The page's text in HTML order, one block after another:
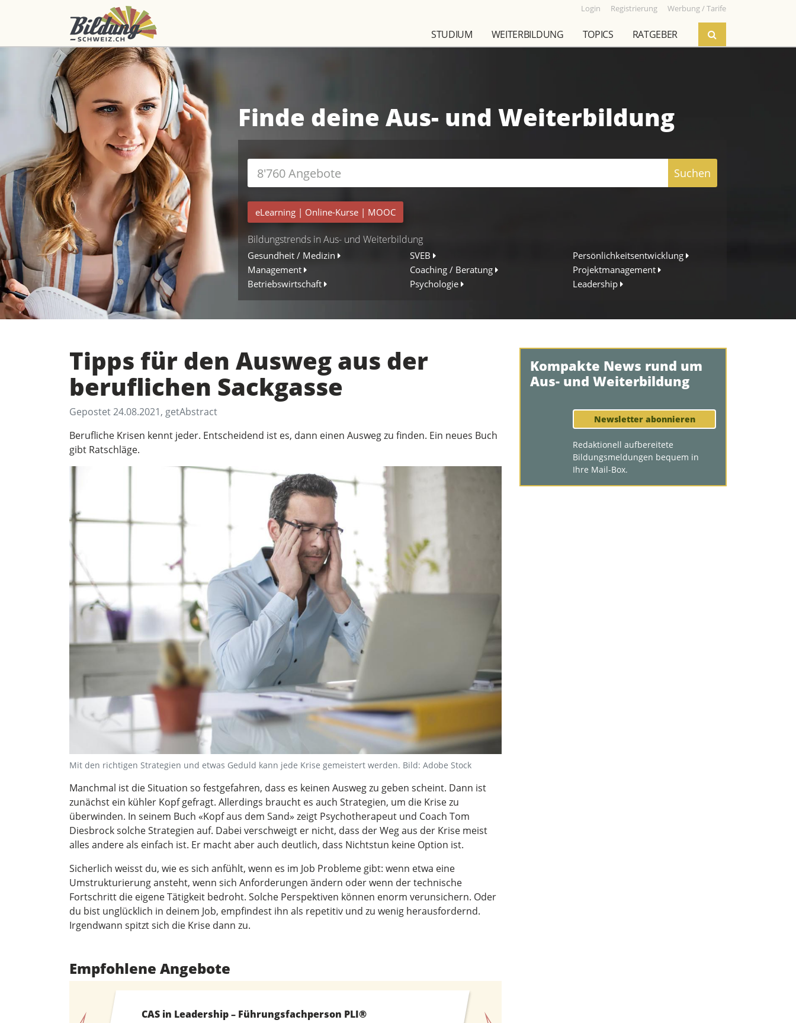
Login Registrierung Werbung / Tarife
STUDIUM WEITERBILDUNG TOPICS RATGEBER
Finde deine Aus- und Weiterbildung
Suchen
eLearning | Online-Kurse | MOOC
Bildungstrends in Aus- und Weiterbildung
Gesundheit / Medizin SVEB
Persönlichkeitsentwicklung
Management
Coaching / Beratung
Projektmanagement
Betriebswirtschaft
Psychologie Leadership
Tipps für den Ausweg aus der
beruflichen Sackgasse
Gepostet 24.08.2021, getAbstract
Berufliche Krisen kennt jeder. Entscheidend ist es, dann einen Ausweg zu finden. Ein neues Buch
gibt Ratschläge.
Mit den richtigen Strategien und etwas Geduld kann jede Krise gemeistert werden. Bild: Adobe Stock
Manchmal ist die Situation so festgefahren, dass es keinen Ausweg zu geben scheint. Dann ist
zunächst ein kühler Kopf gefragt. Allerdings braucht es auch Strategien, um die Krise zu
überwinden. In seinem Buch «Kopf aus dem Sand» zeigt Psychotherapeut und Coach Tom
Diesbrock solche Strategien auf. Dabei verschweigt er nicht, dass der Weg aus der Krise meist
alles andere als einfach ist. Er macht aber auch deutlich, dass Nichtstun keine Option ist.
Sicherlich weisst du, wie es sich anfühlt, wenn es im Job Probleme gibt: wenn etwa eine
Umstrukturierung ansteht, wenn sich Anforderungen ändern oder wenn der technische
Fortschritt die eigene Tätigkeit bedroht. Solche Perspektiven können enorm verunsichern. Oder
du bist unglücklich in deinem Job, empfindest ihn als repetitiv und zu wenig herausfordernd.
Irgendwann spitzt sich die Krise dann zu.
Empfohlene Angebote
CAS in Leadership – Führungsfachperson PLI®
Kompakte News rund um
Aus- und Weiterbildung
Newsletter abonnieren
Redaktionell aufbereitete
Bildungsmeldungen bequem in
Ihre Mail-Box.